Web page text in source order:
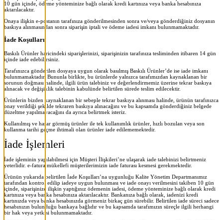
10 gün içinde, ödeme yönteminize bağlı olarak kredi kartınıza veya banka hesabınıza
aktarılacaktır.
Onaya ilişkin e-postanın tarafınıza gönderilmesinden sonra ve/veya gönderdiğiniz dosyanın
baskıya alınmasından sonra siparişin iptali ve ödeme iadesi imkanı bulunmamaktadır.
İade Koşulları
Baskılı Ürünler haricindeki siparişlerinizi, siparişinizin tarafınıza tesliminden itibaren 14 gün
içinde iade edebilirsiniz.
Tarafınızca gönderilen dosyaya uygun olarak basılmış Baskılı Ürünler’de ise iade imkanı
bulunmamaktadır. Bununla birlikte, bu ürünlerde yalnızca tarafımızdan kaynaklanan bir
sorunun doğması halinde, ilgili ürün talebiniz ve değerlendirmemiz üzerine tekrar baskıya
alınacak ve değişiklik talebinin kabulünde belirtilen sürede teslim edilecektir.
Ürünlerin bizden kaynaklanan bir sebeple tekrar baskıya alınması halinde, ürünün tarafınızca
onay verildiği şekilde tekraren baskıya alınacağını ve bu kapsamda gönderdiğiniz belgede
düzeltme yapılmayacağını da ayrıca belirtmek isteriz.
Kullanılmış ve hasar görmüş ürünler ile tek kullanımlık ürünler, hızlı bozulan veya son
kullanma tarihi geçme ihtimali olan ürünler iade edilememektedir.
İade İşlemleri
İade işleminin yapılabilmesi için Müşteri İlişkileri’ne ulaşarak iade talebinizi belirtmeniz
yeterlidir. e-fatura mükellefi müşterilerimizin iade faturası kesmesi gerekmektedir.
Ürünün yukarıda belirtilen İade Koşulları’na uygunluğu Kalite Yönetim Departmanımız
tarafından kontrol edilip iadeye uygun bulunması ve iade onayı verilmesini takiben 10 gün
içinde, siparişinize ilişkin yaptığınız ödemenin iadesi, ödeme yönteminize bağlı olarak kredi
kartınıza veya banka hesabınıza aktarılacaktır. Bankanıza bağlı olarak, iadenizi kredi
kartınızda veya banka hesabınızda görmeniz birkaç gün sürebilir. Belirtilen iade süreci sadece
hesabınızın bulunduğu bankaya bağlıdır ve bu kapsamda tarafımızın süreçle ilgili herhangi
bir hak veya yetkisi bulunmamaktadır.